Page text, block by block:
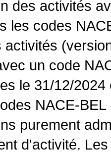
des activités
les codes
activités
un code
le 31/12/
NACE-
purement
d'activité.